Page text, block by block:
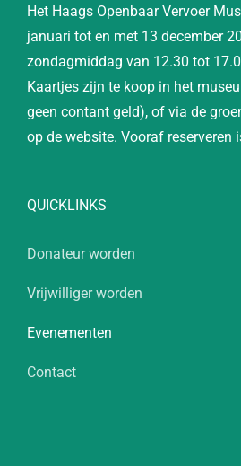
Het Haags Openbaar Vervoer
januari tot en met 13 december
zondagmiddag van 12.30 tot
Kaartjes zijn te koop in het
geen contant geld), of via de
op de website. Vooraf reserveren
QUICKLINKS
Donateur worden
Vrijwilliger worden
Evenementen
Contact